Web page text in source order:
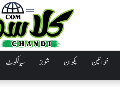
خواتین پکوان شوبز سیالکوٹ